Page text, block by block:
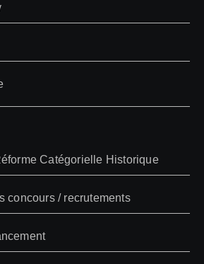
Catégorielle Historique
concours / recrutements